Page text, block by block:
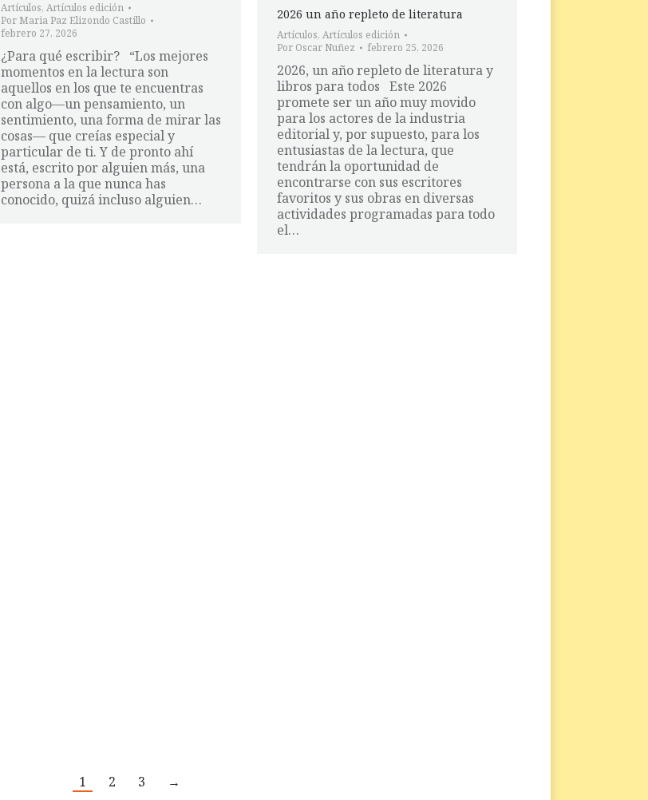
Artículos, Artículos edición
Por Maria Paz Elizondo Castillo
febrero 27, 2026
¿Para qué escribir? “Los mejores
momentos en la lectura son
aquellos en los que te encuentras
con algo—un pensamiento, un
sentimiento, una forma de mirar las
cosas— que creías especial y
particular de ti. Y de pronto ahí
está, escrito por alguien más, una
persona a la que nunca has
conocido, quizá incluso alguien…
2026 un año repleto de literatura
Artículos, Artículos edición
Por Oscar Nuñez febrero 25, 2026
2026, un año repleto de literatura y
libros para todos Este 2026
promete ser un año muy movido
para los actores de la industria
editorial y, por supuesto, para los
entusiastas de la lectura, que
tendrán la oportunidad de
encontrarse con sus escritores
favoritos y sus obras en diversas
actividades programadas para todo
el…
1 2 3 →